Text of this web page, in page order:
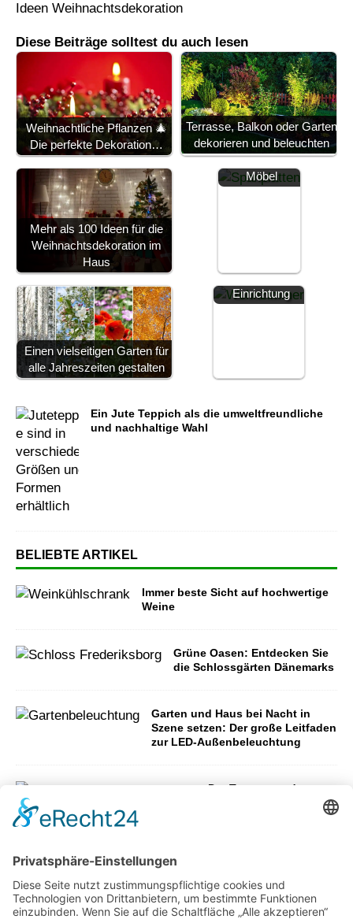
Ideen Weihnachtsdekoration
Diese Beiträge solltest du auch lesen
Weihnachtliche Pflanzen 🎄
Die perfekte Dekoration…
Terrasse, Balkon oder Garten
dekorieren und beleuchten
Mehr als 100 Ideen für die
Weihnachtsdekoration im
Haus
Spanplatten:
Die vielseitige
Basis für
kreative DIY-
Möbel
Einen vielseitigen Garten für
alle Jahreszeiten gestalten
Wohnzimmer
Einrichtung
Ein Jute Teppich als die umweltfreundliche
und nachhaltige Wahl
BELIEBTE ARTIKEL
Immer beste Sicht auf hochwertige
Weine
Grüne Oasen: Entdecken Sie
die Schlossgärten Dänemarks
Garten und Haus bei Nacht in
Szene setzen: Der große Leitfaden
zur LED-Außenbeleuchtung
Der Traum von der
eigenen Immobilie – wie
Garten in eine Wohlfühloase
verwandeln